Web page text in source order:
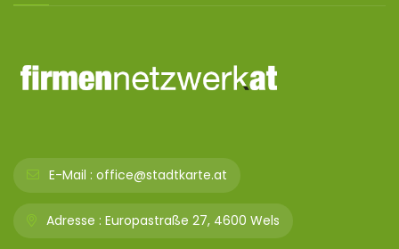
E-Mail : office@stadtkarte.at
Adresse : Europastraße 27, 4600 Wels